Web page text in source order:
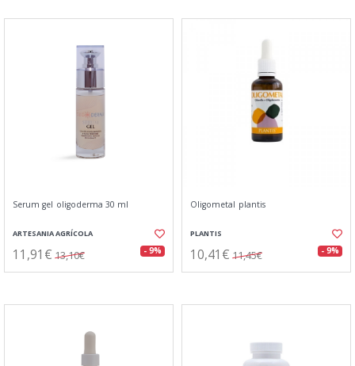
Serum gel oligoderma 30 ml
ARTESANIA AGRÍCOLA
11,91€ 13,10€ - 9%
Oligometal plantis
PLANTIS
10,41€ 11,45€ - 9%